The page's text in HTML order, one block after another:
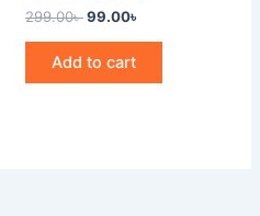
299.00৳99.00৳
Add to cart